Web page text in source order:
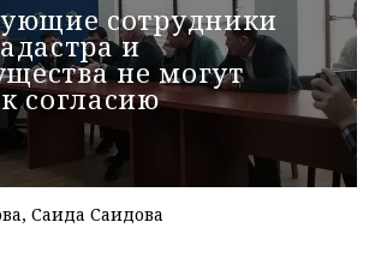
или через соц. сети
сотрудники
и
не могут
согласию
Саида Саидова